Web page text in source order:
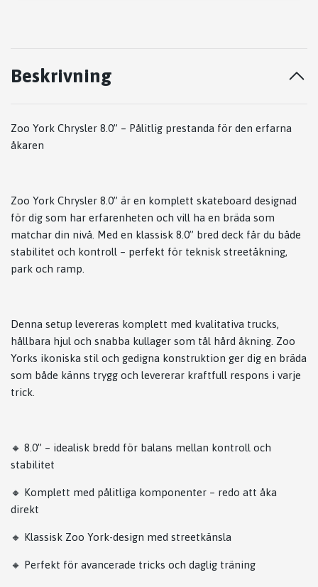
Beskrivning
Zoo York Chrysler 8.0” – Pålitlig prestanda för den erfarna
åkaren
Zoo York Chrysler 8.0” är en komplett skateboard designad
för dig som har erfarenheten och vill ha en bräda som
matchar din nivå. Med en klassisk 8.0” bred deck får du både
stabilitet och kontroll – perfekt för teknisk streetåkning,
park och ramp.
Denna setup levereras komplett med kvalitativa trucks,
hållbara hjul och snabba kullager som tål hård åkning. Zoo
Yorks ikoniska stil och gedigna konstruktion ger dig en bräda
som både känns trygg och levererar kraftfull respons i varje
trick.
🔸 8.0” – idealisk bredd för balans mellan kontroll och
stabilitet
🔸 Komplett med pålitliga komponenter – redo att åka
direkt
🔸 Klassisk Zoo York-design med streetkänsla
🔸 Perfekt för avancerade tricks och daglig träning